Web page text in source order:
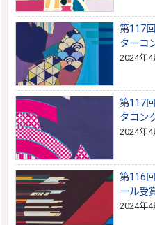
第117
ターコ
2024年
第117
タコン
2024年
第116
ール受
2024年